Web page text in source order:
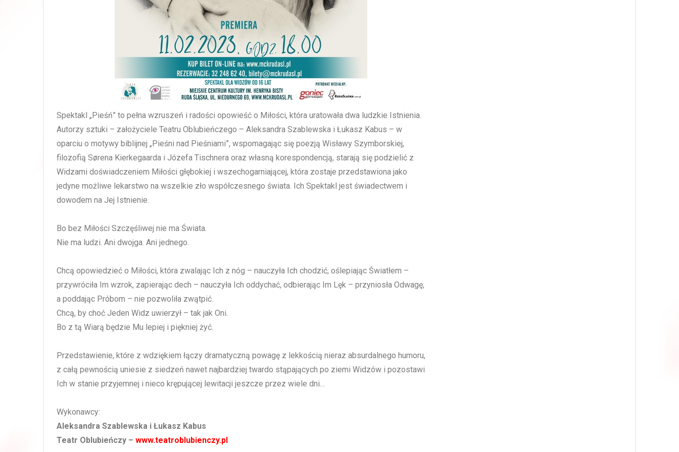
Spektakl „Pieśń” to pełna wzruszeń i radości opowieść o Miłości, która uratowała dwa ludzkie Istnienia.
Autorzy sztuki – założyciele Teatru Oblubieńczego – Aleksandra Szablewska i Łukasz Kabus – w
oparciu o motywy biblijnej „Pieśni nad Pieśniami”, wspomagając się poezją Wisławy Szymborskiej,
filozofią Sørena Kierkegaarda i Józefa Tischnera oraz własną korespondencją, starają się podzielić z
Widzami doświadczeniem Miłości głębokiej i wszechogarniającej, która zostaje przedstawiona jako
jedyne możliwe lekarstwo na wszelkie zło współczesnego świata. Ich Spektakl jest świadectwem i
dowodem na Jej Istnienie.
Bo bez Miłości Szczęśliwej nie ma Świata.
Nie ma ludzi. Ani dwojga. Ani jednego.
Chcą opowiedzieć o Miłości, która zwalając Ich z nóg – nauczyła Ich chodzić, oślepiając Światłem –
przywróciła Im wzrok, zapierając dech – nauczyła Ich oddychać, odbierając Im Lęk – przyniosła Odwagę,
a poddając Próbom – nie pozwoliła zwątpić.
Chcą, by choć Jeden Widz uwierzył – tak jak Oni.
Bo z tą Wiarą będzie Mu lepiej i piękniej żyć.
Przedstawienie, które z wdziękiem łączy dramatyczną powagę z lekkością nieraz absurdalnego humoru,
z całą pewnością uniesie z siedzeń nawet najbardziej twardo stąpających po ziemi Widzów i pozostawi
Ich w stanie przyjemnej i nieco krępującej lewitacji jeszcze przez wiele dni…
Wykonawcy:
Aleksandra Szablewska i Łukasz Kabus
Teatr Oblubieńczy – www.teatroblubienczy.pl